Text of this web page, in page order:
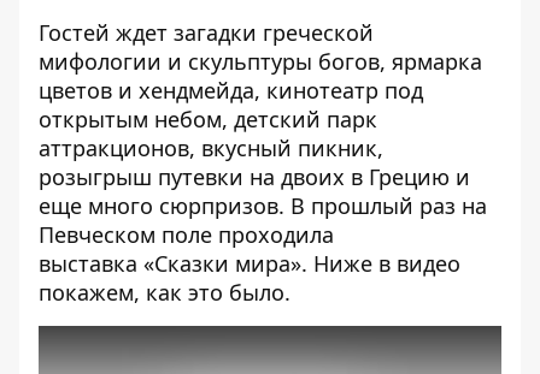
Гостей ждет загадки греческой
мифологии и скульптуры богов, ярмарка
цветов и хендмейда, кинотеатр под
открытым небом, детский парк
аттракционов, вкусный пикник,
розыгрыш путевки на двоих в Грецию и
еще много сюрпризов. В прошлый раз на
Певческом поле проходила
выставка «Сказки мира». Ниже в видео
покажем, как это было.